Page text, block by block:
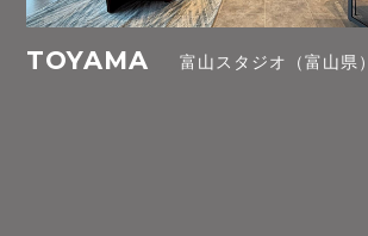
TOYAMA 富山スタジオ（富山県）